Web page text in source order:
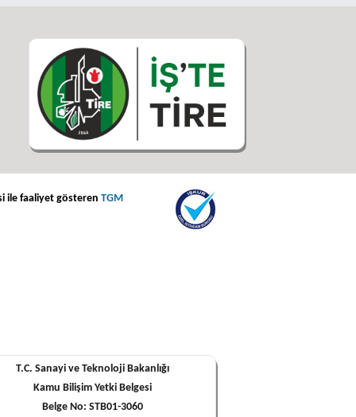
ile faaliyet gösteren TGM
T.C. Sanayi ve Teknoloji Bakanlığı
Kamu Bilişim Yetki Belgesi
Belge No: STB01-3060